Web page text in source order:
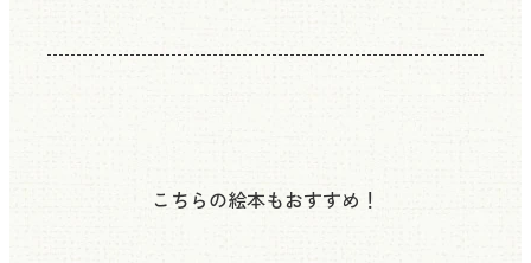
こちらの絵本もおすすめ！